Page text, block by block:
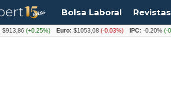
Bolsa Laboral Revistas
(+0.25%) Euro: $1053,08(-0.03%) IPC: -0.20% (-0.50 pts)